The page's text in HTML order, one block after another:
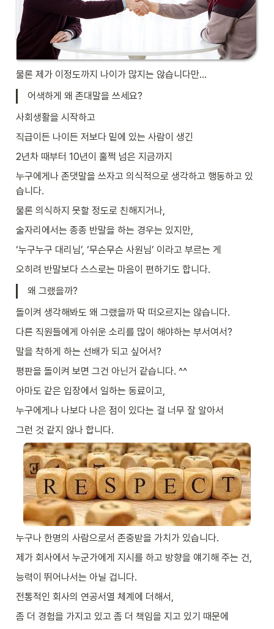
물론 제가 이정도까지 나이가 많지는 않습니다만…
어색하게 왜 존대말을 쓰세요?
사회생활을 시작하고
직급이든 나이든 저보다 밑에 있는 사람이 생긴
2년차 때부터 10년이 훌쩍 넘은 지금까지
누구에게나 존댓말을 쓰자고 의식적으로 생각하고 행동하고 있
습니다.
물론 의식하지 못할 정도로 친해지거나,
술자리에서는 종종 반말을 하는 경우는 있지만,
‘누구누구 대리님’, ‘무슨무슨 사원님’ 이라고 부르는 게
오히려 반말보다 스스로는 마음이 편하기도 합니다.
왜 그랬을까?
돌이켜 생각해봐도 왜 그랬을까 딱 떠오르지는 않습니다.
다른 직원들에게 아쉬운 소리를 많이 해야하는 부서여서?
말을 착하게 하는 선배가 되고 싶어서?
평판을 돌이켜 보면 그건 아닌거 같습니다. ^^
아마도 같은 입장에서 일하는 동료이고,
누구에게나 나보다 나은 점이 있다는 걸 너무 잘 알아서
그런 것 같지 않나 합니다.
누구나 한명의 사람으로서 존중받을 가치가 있습니다.
제가 회사에서 누군가에게 지시를 하고 방향을 얘기해 주는 건,
능력이 뛰어나서는 아닐 겁니다.
전통적인 회사의 연공서열 체계에 더해서,
좀 더 경험을 가지고 있고 좀 더 책임을 지고 있기 때문에